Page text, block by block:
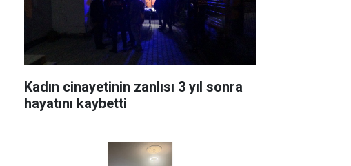
Kadın cinayetinin zanlısı 3 yıl sonra
hayatını kaybetti